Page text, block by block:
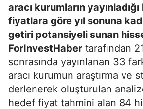
aracı kurumların
fiyatlara göre yıl sonuna
getiri potansiyeli sunan
ForInvestHaber tarafından
sonrasında yayınlanan 33
aracı kurumun araştırma ve
derlenerek oluşturulan
hedef fiyat tahmini alan 84